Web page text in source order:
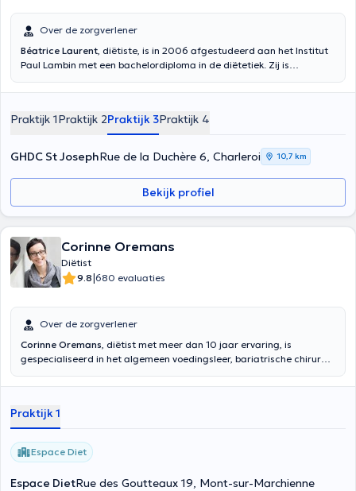
Over de zorgverlener
Béatrice Laurent, diëtiste, is in 2006 afgestudeerd aan het Institut
Paul Lambin met een bachelordiploma in de diëtetiek. Zij is
zwangerschap en gewichtsverlies. Zij is lid van de Union
Praktijk 1Praktijk 2Praktijk 3Praktijk 4
GHDC St JosephRue de la Duchère 6, Charleroi 10,7 km
Bekijk profiel
Corinne Oremans
Diëtist
9.8|680 evaluaties
Over de zorgverlener
Corinne Oremans, diëtist met meer dan 10 jaar ervaring, is
gespecialiseerd in het algemeen voedingsleer, bariatrische chirurgie
volgende ziekten: overgewicht en obesitas, diabetes, hoge
spijsverteringsstoornissen zoals Crohn, hiatus hernia, steatose. Het
heet u welkom in de Rijksdag Space Center van maandag tot en
met donderdag en zaterdag. Inhoud vertaald door google translate
Praktijk 1
Espace Diet
Espace DietRue des Goutteaux 19, Mont-sur-Marchienne